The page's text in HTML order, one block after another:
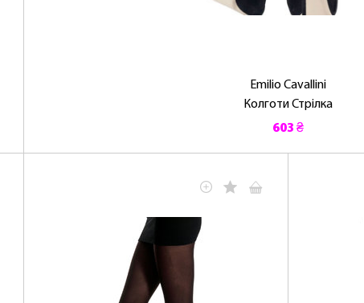
Emilio Cavallini
Колготи Стрілка
603 ₴